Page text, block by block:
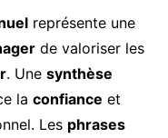
représente une
de valoriser les
. Une synthèse
la confiance et
Les phrases